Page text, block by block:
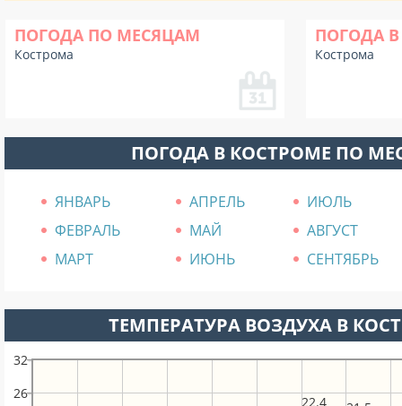
ПОГОДА ПО МЕСЯЦАМ
Кострома
ПОГОДА В
Кострома
ПОГОДА В КОСТРОМЕ ПО
ЯНВАРЬ АПРЕЛЬ
ИЮЛЬ
ФЕВРАЛЬ
МАЙ
АВГУСТ
МАРТ
ИЮНЬ СЕНТЯБРЬ
ТЕМПЕРАТУРА ВОЗДУХА В
26
32
22.4